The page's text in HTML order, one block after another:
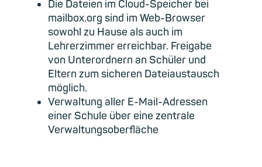
Die Dateien im Cloud-Speicher bei
mailbox.org sind im Web-Browser
sowohl zu Hause als auch im
Lehrerzimmer erreichbar. Freigabe
von Unterordnern an Schüler und
Eltern zum sicheren Dateiaustausch
möglich.
Verwaltung aller E-Mail-Adressen
einer Schule über eine zentrale
Verwaltungsoberfläche